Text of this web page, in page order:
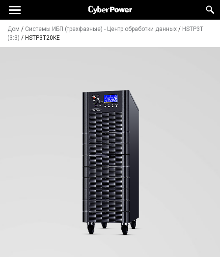
Дом / Системы ИБП (трехфазные) - Центр обработки данных / HSTP3T
(3:3) / HSTP3T20KE